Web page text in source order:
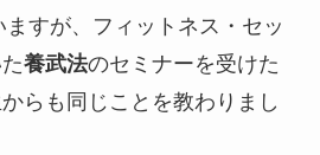
すが、フィットネス・セッ
養武法のセミナーを受けた
らも同じことを教わりまし